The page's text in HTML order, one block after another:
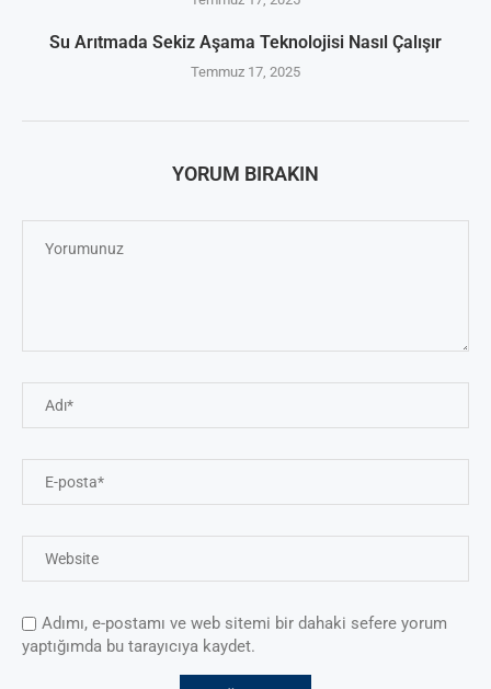
Su Arıtmada Sekiz Aşama Teknolojisi Nasıl Çalışır
Temmuz 17, 2025
YORUM BIRAKIN
Adımı, e-postamı ve web sitemi bir dahaki sefere yorum
yaptığımda bu tarayıcıya kaydet.